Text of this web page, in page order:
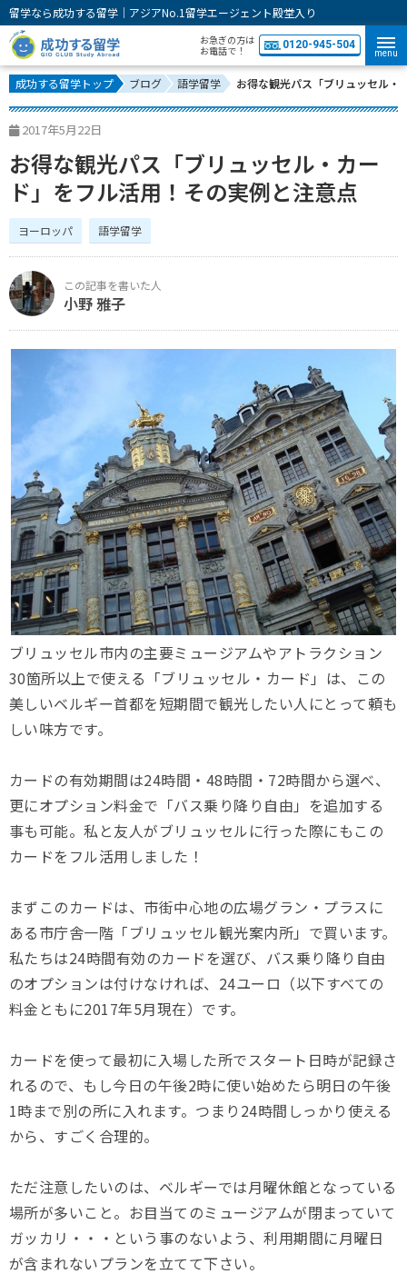
留学なら成功する留学｜アジアNo.1留学エージェント殿堂入り
お急ぎの方は
お電話で！
0120-945-504
menu
成功する留学トップ ブログ 語学留学 お得な観光パス「ブリュッセル・
2017年5月22日
お得な観光パス「ブリュッセル・カー
ド」をフル活用！その実例と注意点
ヨーロッパ 語学留学
小野 雅子
ブリュッセル市内の主要ミュージアムやアトラクション
30箇所以上で使える「ブリュッセル・カード」は、この
美しいベルギー首都を短期間で観光したい人にとって頼も
しい味方です。
カードの有効期間は24時間・48時間・72時間から選べ、
更にオプション料金で「バス乗り降り自由」を追加する
事も可能。私と友人がブリュッセルに行った際にもこの
カードをフル活用しました！
まずこのカードは、市街中心地の広場グラン・プラスに
ある市庁舎一階「ブリュッセル観光案内所」で買います。
私たちは24時間有効のカードを選び、バス乗り降り自由
のオプションは付けなければ、24ユーロ（以下すべての
料金ともに2017年5月現在）です。
カードを使って最初に入場した所でスタート日時が記録さ
れるので、もし今日の午後2時に使い始めたら明日の午後
1時まで別の所に入れます。つまり24時間しっかり使える
から、すごく合理的。
ただ注意したいのは、ベルギーでは月曜休館となっている
場所が多いこと。お目当てのミュージアムが閉まっていて
ガッカリ・・・という事のないよう、利用期間に月曜日
が含まれないプランを立てて下さい。